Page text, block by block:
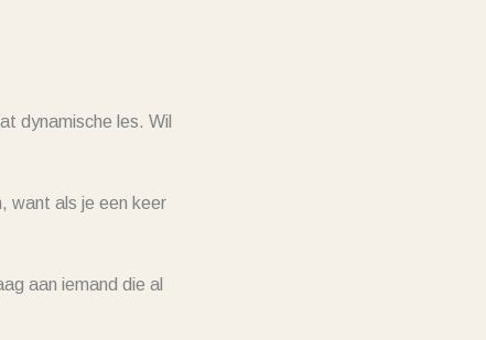
dynamische les. Wil
want als je een keer
aan iemand die al